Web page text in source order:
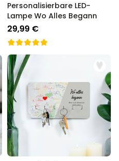
Personalisierbare LED-
Lampe Wo Alles Begann
29,99 €